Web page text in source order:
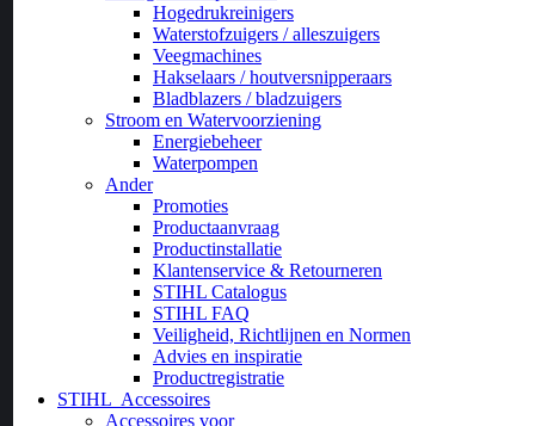
Hogedrukreinigers
Waterstofzuigers / alleszuigers
Veegmachines
Hakselaars / houtversnipperaars
Bladblazers / bladzuigers
Stroom en Watervoorziening
Energiebeheer
Waterpompen
Ander
Promoties
Productaanvraag
Productinstallatie
Klantenservice & Retourneren
STIHL Catalogus
STIHL FAQ
Veiligheid, Richtlijnen en Normen
Advies en inspiratie
Productregistratie
STIHL Accessoires
Accessoires voor